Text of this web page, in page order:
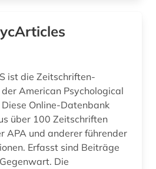
psychotherapeut (1)
publikationsserver (1)
ist die Zeitschriften-
American Psychological
Online-Datenbank
über 100 Zeitschriften
APA und anderer führender
Erfasst sind Beiträge
Die